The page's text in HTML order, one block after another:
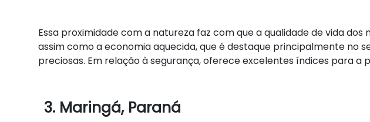
Essa proximidade com a natureza faz com que a qualidade de vida dos
assim como a economia aquecida, que é destaque principalmente no
preciosas. Em relação à segurança, oferece excelentes índices para a
3. Maringá, Paraná